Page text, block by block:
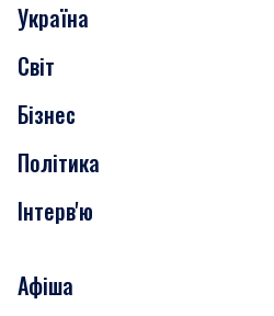
Скандали
Нерухомість
Транспорт
Україна
Світ
Бізнес
Політика
Інтерв'ю
Афіша